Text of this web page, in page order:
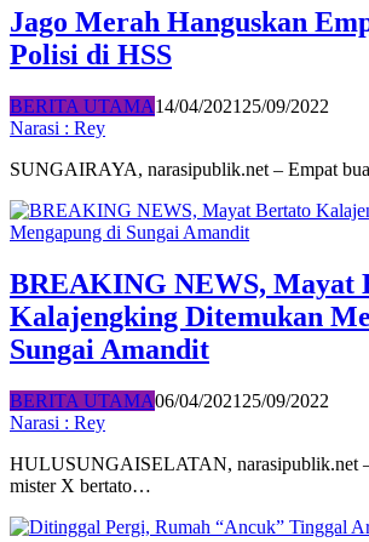
Jago Merah Hanguskan
Polisi di HSS
BERITA UTAMA14/04/2021 25/09/2022
Narasi : Rey
SUNGAIRAYA, narasipublik.net – Empat
BREAKING NEWS, Mayat
Kalajengking Ditemukan
Sungai Amandit
BERITA UTAMA06/04/2021 25/09/2022
Narasi : Rey
HULUSUNGAISELATAN, narasipublik.net –
mister X bertato…